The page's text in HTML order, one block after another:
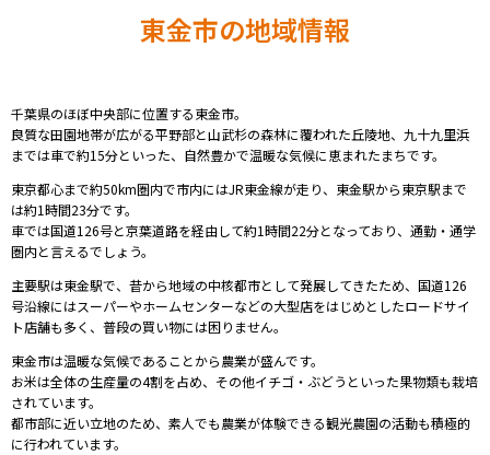
東金市の地域情報
千葉県のほぼ中央部に位置する東金市。
良質な田園地帯が広がる平野部と山武杉の森林に覆われた丘陵地、九十九里浜
までは車で約15分といった、自然豊かで温暖な気候に恵まれたまちです。
東京都心まで約50km圏内で市内にはJR東金線が走り、東金駅から東京駅まで
は約1時間23分です。
車では国道126号と京葉道路を経由して約1時間22分となっており、通勤・通学
圏内と言えるでしょう。
主要駅は東金駅で、昔から地域の中核都市として発展してきたため、国道126
号沿線にはスーパーやホームセンターなどの大型店をはじめとしたロードサイ
ト店舗も多く、普段の買い物には困りません。
東金市は温暖な気候であることから農業が盛んです。
お米は全体の生産量の4割を占め、その他イチゴ・ぶどうといった果物類も栽培
されています。
都市部に近い立地のため、素人でも農業が体験できる観光農園の活動も積極的
に行われています。